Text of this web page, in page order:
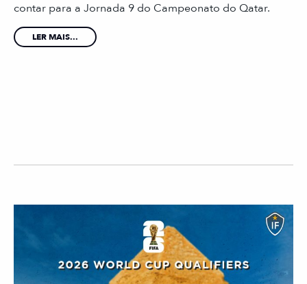
contar para a Jornada 9 do Campeonato do Qatar.
LER MAIS...